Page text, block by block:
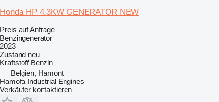
Honda HP 4.3KW GENERATOR NEW
Preis auf Anfrage
Benzingenerator
2023
Zustand neu
Kraftstoff Benzin
Belgien, Hamont
Hamofa Industrial Engines
Verkäufer kontaktieren